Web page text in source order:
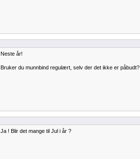
Neste år!
Bruker du munnbind regulært, selv der det ikke er påbudt?
Ja ! Blir det mange til Jul i år ?